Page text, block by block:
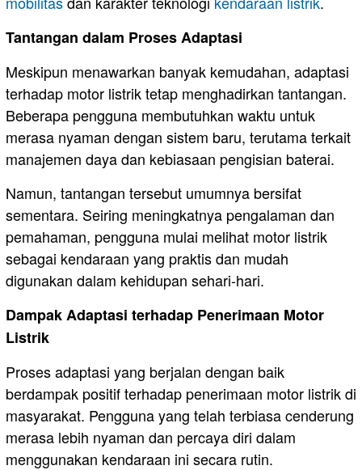
Tantangan dalam Proses Adaptasi
Meskipun menawarkan banyak kemudahan, adaptasi
terhadap motor listrik tetap menghadirkan tantangan.
Beberapa pengguna membutuhkan waktu untuk
merasa nyaman dengan sistem baru, terutama terkait
manajemen daya dan kebiasaan pengisian baterai.
Namun, tantangan tersebut umumnya bersifat
sementara. Seiring meningkatnya pengalaman dan
pemahaman, pengguna mulai melihat motor listrik
sebagai kendaraan yang praktis dan mudah
digunakan dalam kehidupan sehari-hari.
Dampak Adaptasi terhadap Penerimaan Motor
Listrik
Proses adaptasi yang berjalan dengan baik
berdampak positif terhadap penerimaan motor listrik di
masyarakat. Pengguna yang telah terbiasa cenderung
merasa lebih nyaman dan percaya diri dalam
menggunakan kendaraan ini secara rutin.